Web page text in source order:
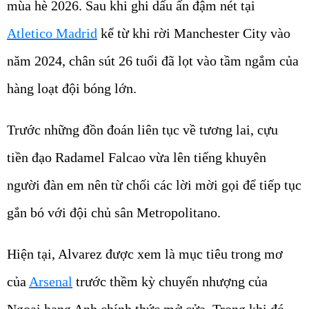
mùa hè 2026. Sau khi ghi dấu ấn đậm nét tại
Atletico Madrid kể từ khi rời Manchester City vào
năm 2024, chân sút 26 tuổi đã lọt vào tầm ngắm của
hàng loạt đội bóng lớn.
Trước những đồn đoán liên tục về tương lai, cựu
tiền đạo Radamel Falcao vừa lên tiếng khuyên
người đàn em nên từ chối các lời mời gọi để tiếp tục
gắn bó với đội chủ sân Metropolitano.
Hiện tại, Alvarez được xem là mục tiêu trong mơ
của Arsenal trước thềm kỳ chuyển nhượng của